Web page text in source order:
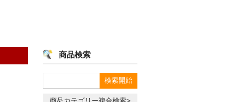
商品検索